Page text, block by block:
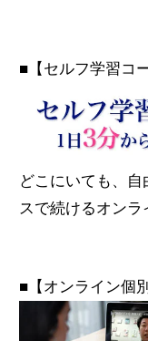
■【セルフ学習コー
どこにいても、
スで続けるオンラ
■【オンライン個